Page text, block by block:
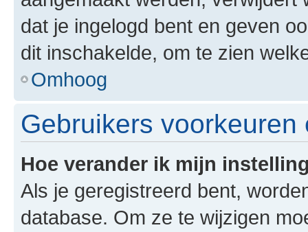
dat je ingelogd bent en geven
dit inschakelde, om te zien
Omhoog
Gebruikers voorkeuren
Hoe verander ik mijn
Als je geregistreerd bent,
database. Om ze te wijzigen